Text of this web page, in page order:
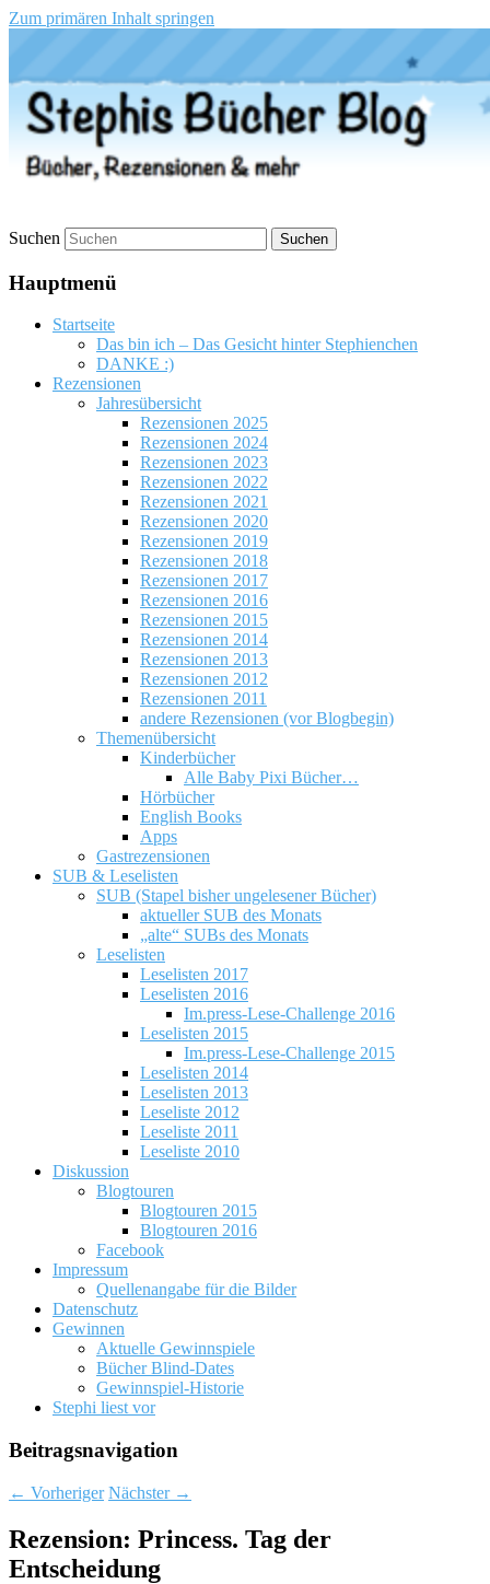
Zum primären Inhalt springen
Stephis Bücher Blog
Suchen
Hauptmenü
Startseite
Das bin ich – Das Gesicht hinter Stephienchen
DANKE :)
Rezensionen
Jahresübersicht
Rezensionen 2025
Rezensionen 2024
Rezensionen 2023
Rezensionen 2022
Rezensionen 2021
Rezensionen 2020
Rezensionen 2019
Rezensionen 2018
Rezensionen 2017
Rezensionen 2016
Rezensionen 2015
Rezensionen 2014
Rezensionen 2013
Rezensionen 2012
Rezensionen 2011
andere Rezensionen (vor Blogbegin)
Themenübersicht
Kinderbücher
Alle Baby Pixi Bücher…
Hörbücher
English Books
Apps
Gastrezensionen
SUB & Leselisten
SUB (Stapel bisher ungelesener Bücher)
aktueller SUB des Monats
„alte“ SUBs des Monats
Leselisten
Leselisten 2017
Leselisten 2016
Im.press-Lese-Challenge 2016
Leselisten 2015
Im.press-Lese-Challenge 2015
Leselisten 2014
Leselisten 2013
Leseliste 2012
Leseliste 2011
Leseliste 2010
Diskussion
Blogtouren
Blogtouren 2015
Blogtouren 2016
Facebook
Impressum
Quellenangabe für die Bilder
Datenschutz
Gewinnen
Aktuelle Gewinnspiele
Bücher Blind-Dates
Gewinnspiel-Historie
Stephi liest vor
Beitragsnavigation
← Vorheriger Nächster →
Rezension: Princess. Tag der
Entscheidung